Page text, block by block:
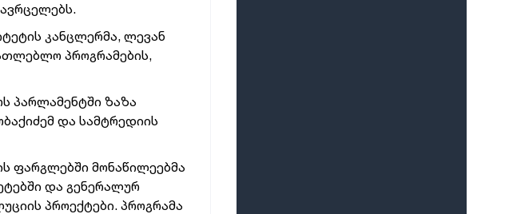
კანცლერმა, ლევან
პროგრამების,
პარლამენტში ზაზა
და სამტრედიის
ფარგლებში მონაწილეებმა
და გენერალურ
პროექტები. პროგრამა